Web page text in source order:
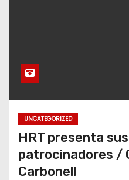
UNCATEGORIZED
HRT presenta
patrocinadores /
Carbonell